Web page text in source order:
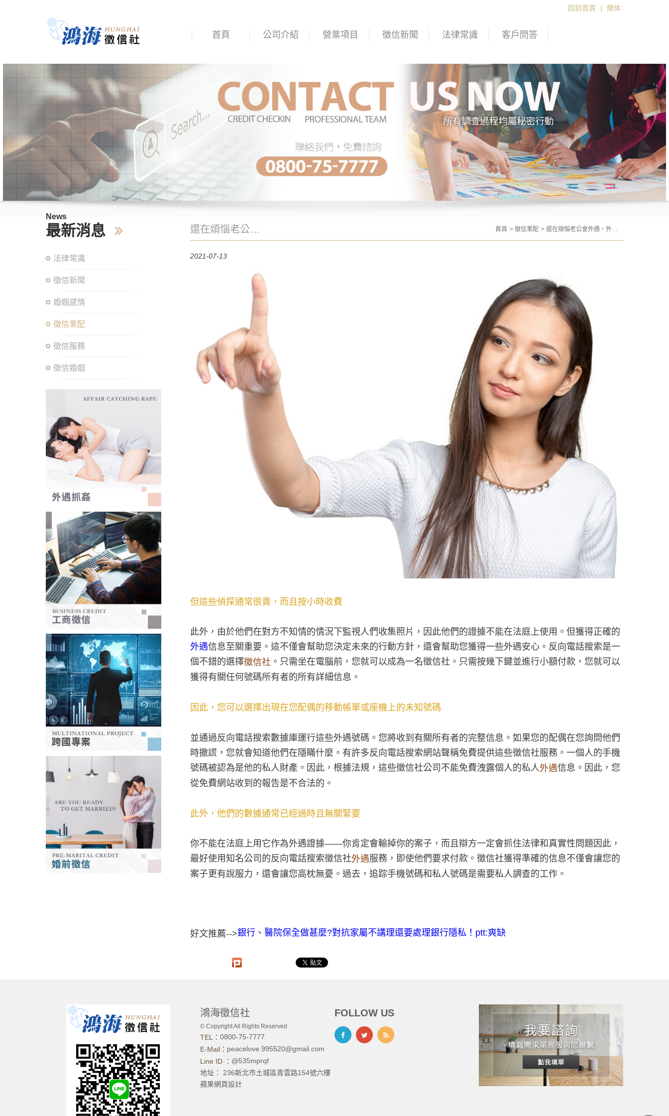
回到首頁 | 簡体
首頁 公司介紹 營業項目 徵信新聞 法律常識 客戶問答
News
最新消息
法律常識
徵信新聞
婚姻感情
徵信業配
徵信服務
徵信婚姻
還在煩惱老公會
檢測老公是否外
首頁 徵信業配
還在煩惱老公會外遇，外遇
專家教你這５招快速檢測老
2021-07-13
但這些偵探通常很貴，而且按小時收費
此外，由於他們在對方不知情的情況下監視人們收集照片，因此他們的證據不能在法庭上使用。但獲得正確的
外遇信息至關重要。這不僅會幫助您決定未來的行動方針，還會幫助您獲得一些外遇安心。反向電話搜索是一
個不錯的選擇徵信社 。只需坐在電腦前，您就可以成為一名徵信社。只需按幾下鍵並進行小額付款，您就可以
獲得有關任何號碼所有者的所有詳細信息。
因此，您可以選擇出現在您配偶的移動帳單或座機上的未知號碼
並通過反向電話搜索數據庫運行這些外遇號碼。您將收到有關所有者的完整信息。如果您的配偶在您詢問他們
時撒謊，您就會知道他們在隱瞞什麼。有許多反向電話搜索網站聲稱免費提供這些徵信社服務。一個人的手機
號碼被認為是他的私人財產。因此，根據法規，這些徵信社公司不能免費洩露個人的私人外遇信息。因此，您
從免費網站收到的報告是不合法的。
此外，他們的數據通常已經過時且無關緊要
你不能在法庭上用它作為外遇證據——你肯定會輸掉你的案子，而且辯方一定會抓住法律和真實性問題因此，
最好使用知名公司的反向電話搜索徵信社外遇服務，即使他們要求付款。徵信社獲得準確的信息不僅會讓您的
案子更有說服力，還會讓您高枕無憂。過去，追踪手機號碼和私人號碼是需要私人調查的工作。
好文推薦-->銀行、醫院保全做甚麼?對抗家屬不講理還要處理銀行隱私！ptt:爽缺
鴻海徵信社
© Copyright All Rights Reserved
TEL： 0800-75-7777
E-Mail： peacelove.995520@gmail.com
Line ID ： @535mprqf
地址： 236新北市土城區青雲路154號六樓
蘋果網頁設計
FOLLOW US